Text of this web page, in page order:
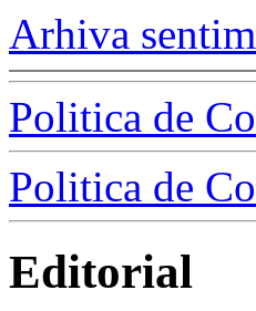
Arhiva
Politica de
Politica de
Editorial